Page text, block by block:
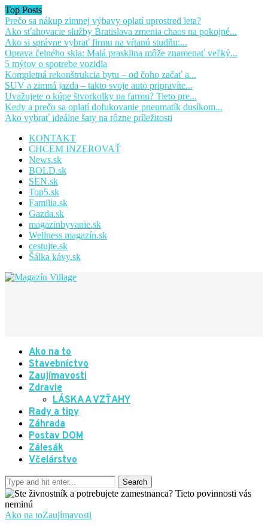
Top Posts
Prečo sa nákup zimnej výbavy oplatí uprostred leta?
Ako sťahovacie služby Bratislava zmenia chaos na pokojné...
Ako si správne vybrať firmu na vŕtanú studňu:...
Oprava čelného skla: Malá prasklina môže znamenať veľký...
5 mýtov o spotrebe vozidla
Kompletná rekonštrukcia bytu – od čoho začať a...
SUV a zimná jazda – takto svoje auto pripravíte...
Uvažujete o kúpe štvorkolky na farmu? Tieto pre...
Kedy a prečo sa oplatí dofukovanie pneumatík dusíkom...
Ako vybrať ideálne šaty na rôzne príležitosti
KONTAKT
CHCEM INZEROVAŤ
News.sk
BOLD.sk
SEN.sk
Top5.sk
Familia.sk
Gazda.sk
magazinbyvanie.sk
Wellness magazín.sk
cestujte.sk
Šálka kávy.sk
Ako na to
Stavebníctvo
Zaujímavosti
Zdravie
LÁSKA A VZŤAHY
Rady a tipy
Záhrada
Postav DOM
Zálesák
Včelárstvo
Ako na toZaujímavosti